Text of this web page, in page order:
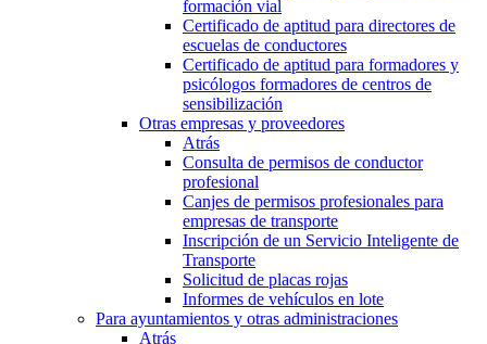
formación vial
Certificado de aptitud para directores de
escuelas de conductores
Certificado de aptitud para formadores y
psicólogos formadores de centros de
sensibilización
Otras empresas y proveedores
Atrás
Consulta de permisos de conductor
profesional
Canjes de permisos profesionales para
empresas de transporte
Inscripción de un Servicio Inteligente de
Transporte
Solicitud de placas rojas
Informes de vehículos en lote
Para ayuntamientos y otras administraciones
Atrás